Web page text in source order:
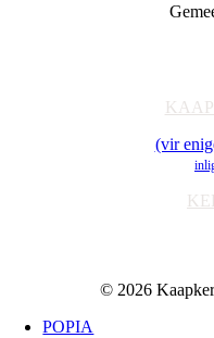
(vir
© 2026
POPIA